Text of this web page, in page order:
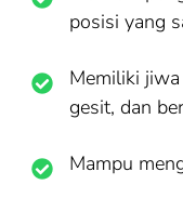
posisi yang
Memiliki
gesit, dan
Mampu